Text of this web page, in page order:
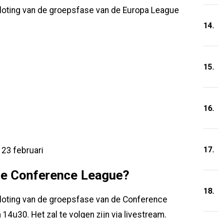
van de groepsfase van de Europa League
23 februari
Conference League?
van de groepsfase van de Conference
Het zal te volgen zijn via livestream.
14.
15.
16.
17.
18.